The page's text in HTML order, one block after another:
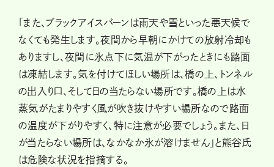
「また、ブラックアイスバーンは雨天や雪といった悪天候で
なくても発生します。夜間から早朝にかけての放射冷却も
ありますし、夜間に氷点下に気温が下がったときにも路面
は凍結します。気を付けてほしい場所は、橋の上、トンネル
の出入り口、そして日の当たらない場所です。橋の上は水
蒸気がたまりやすく風が吹き抜けやすい場所なので路面
の温度が下がりやすく、特に注意が必要でしょう。また、日
が当たらない場所は、なかなか氷が溶けません」と熊谷氏
は危険な状況を指摘する。